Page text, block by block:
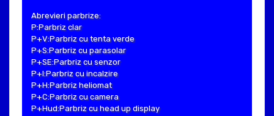
Abrevieri parbrize:
P:Parbriz clar
P+V:Parbriz cu tenta verde
P+S:Parbriz cu parasolar
P+SE:Parbriz cu senzor
P+I:Parbriz cu incalzire
P+H:Parbriz heliomat
P+C:Parbriz cu camera
P+Hud:Parbriz cu head up display